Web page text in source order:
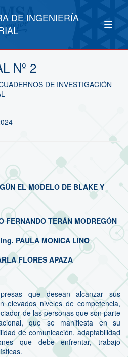
DE INGENIERÍA
Nº 2
DE INVESTIGACIÓN
EL MODELO DE BLAKE Y
FERNANDO TERÁN MODREGÓN
PAULA MONICA LINO
FLORES APAZA
que desean alcanzar sus
elevados niveles de competencia,
de las personas que son parte
que se manifiesta en su
de comunicación, adaptabilidad
que debe enfrentar, trabajo